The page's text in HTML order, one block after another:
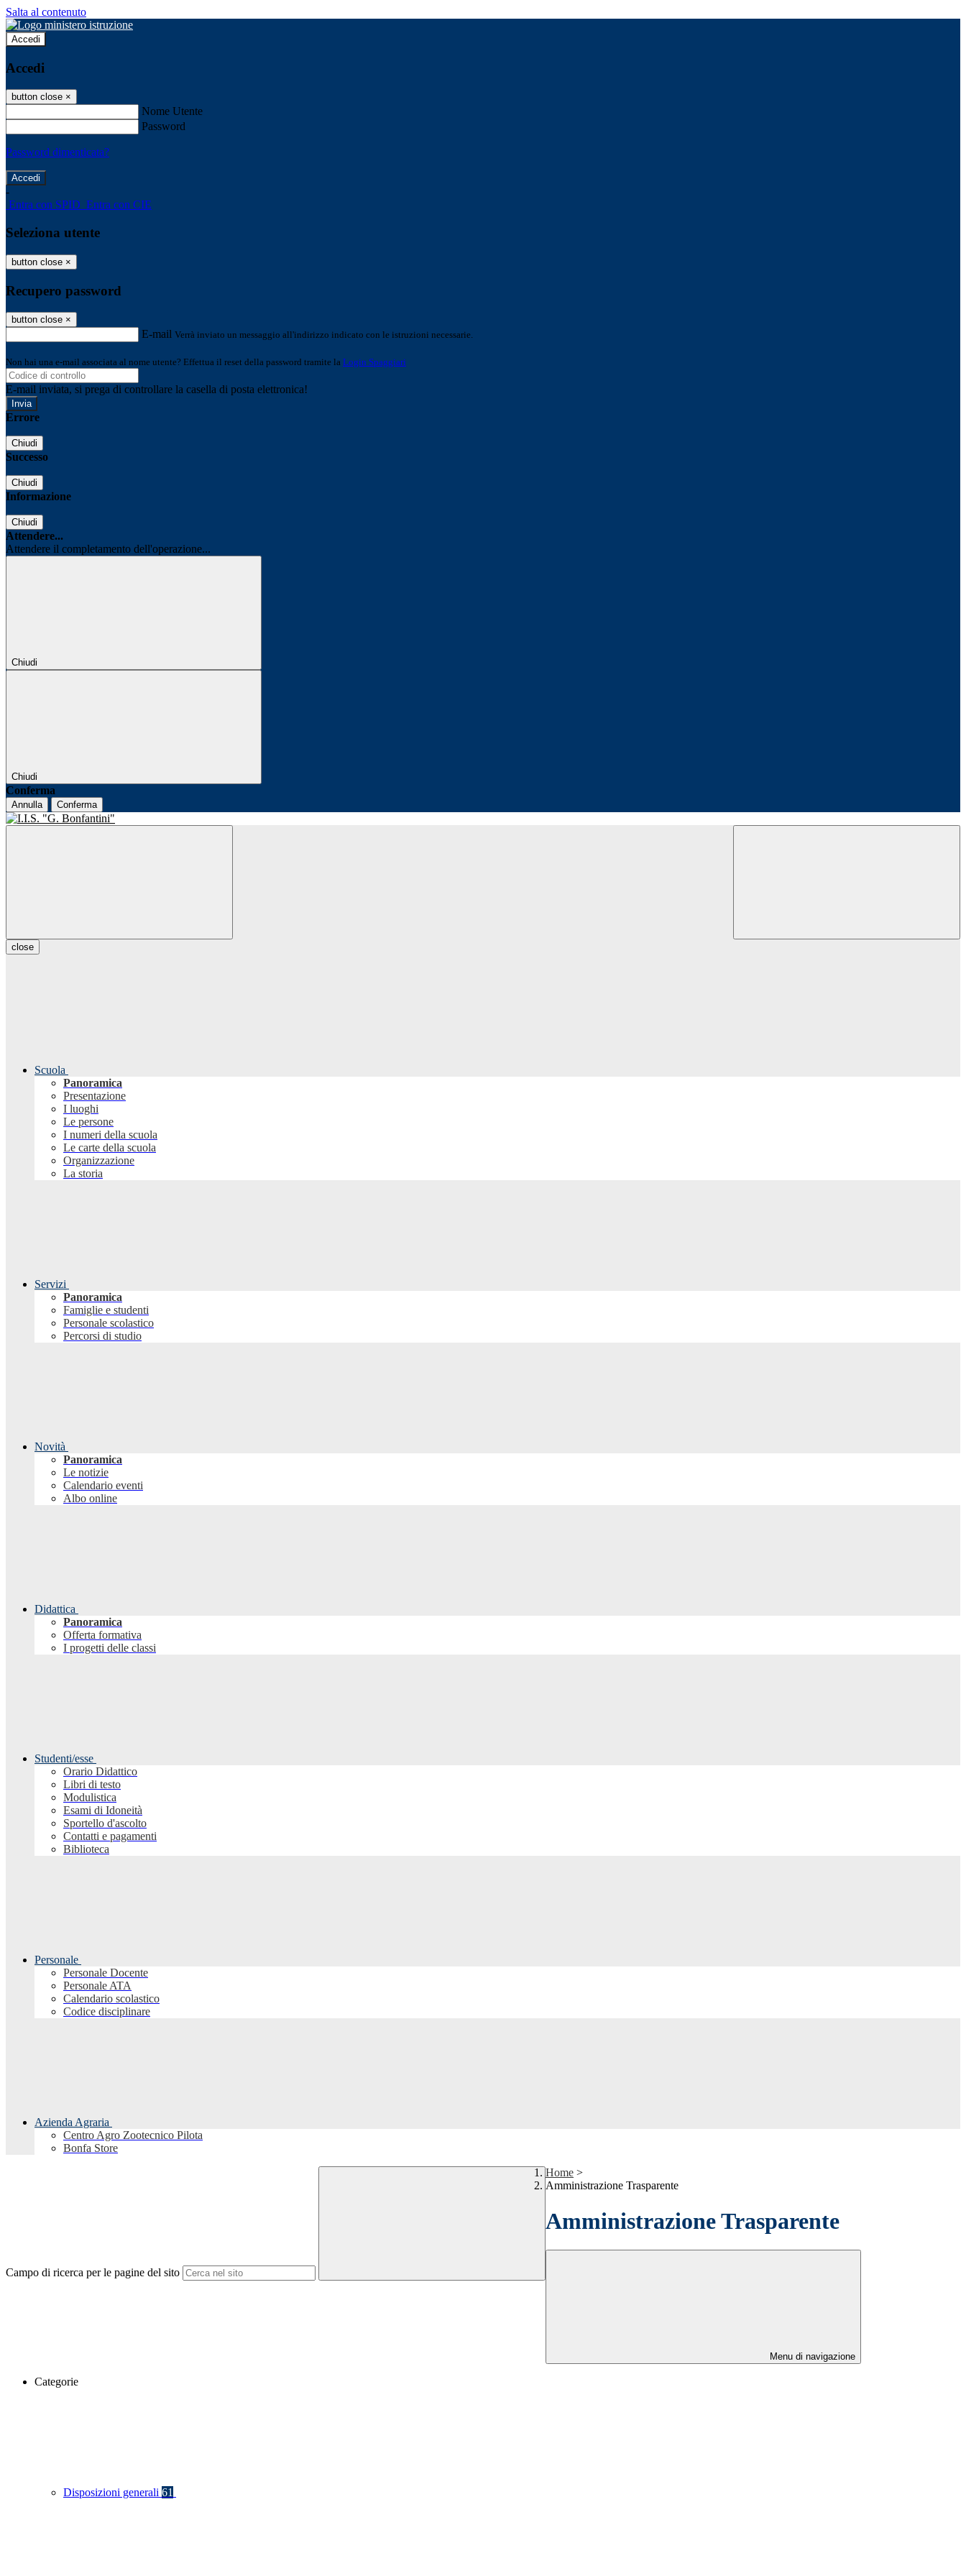
Salta al contenuto
Accedi
Accedi
button close ×
Nome Utente
Password
Password dimenticata?
-
Entra con SPID Entra con CIE
Seleziona utente
button close ×
Recupero password
button close ×
E-mail Verrà inviato un messaggio all'indirizzo indicato con le istruzioni necessarie.
Non hai una e-mail associata al nome utente? Effettua il reset della password tramite la Login Spaggiari
E-mail inviata, si prega di controllare la casella di posta elettronica!
Errore
Chiudi
Successo
Chiudi
Informazione
Chiudi
Attendere...
Attendere il completamento dell'operazione...
Chiudi
Chiudi
Conferma
Annulla Conferma
close
Scuola
Panoramica
Presentazione
I luoghi
Le persone
I numeri della scuola
Le carte della scuola
Organizzazione
La storia
Servizi
Panoramica
Famiglie e studenti
Personale scolastico
Percorsi di studio
Novità
Panoramica
Le notizie
Calendario eventi
Albo online
Didattica
Panoramica
Offerta formativa
I progetti delle classi
Studenti/esse
Orario Didattico
Libri di testo
Modulistica
Esami di Idoneità
Sportello d'ascolto
Contatti e pagamenti
Biblioteca
Personale
Personale Docente
Personale ATA
Calendario scolastico
Codice disciplinare
Azienda Agraria
Centro Agro Zootecnico Pilota
Bonfa Store
Campo di ricerca per le pagine del sito
Home >
Amministrazione Trasparente
Amministrazione Trasparente
Menu di navigazione
Categorie
Disposizioni generali 61